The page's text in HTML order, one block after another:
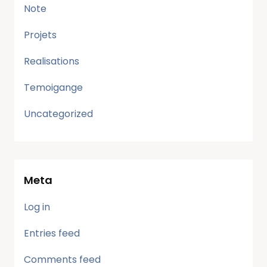
Note
Projets
Realisations
Temoigange
Uncategorized
Meta
Log in
Entries feed
Comments feed